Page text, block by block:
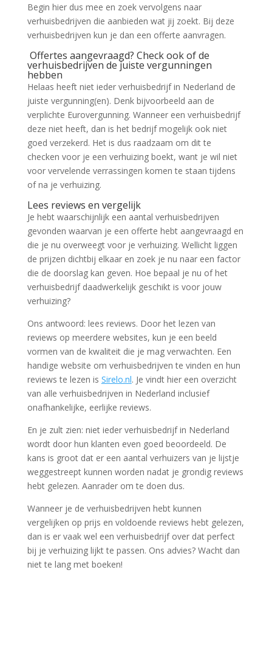
Begin hier dus mee en zoek vervolgens naar
verhuisbedrijven die aanbieden wat jij zoekt. Bij deze
verhuisbedrijven kun je dan een offerte aanvragen.
Offertes aangevraagd? Check ook of de
verhuisbedrijven de juiste vergunningen
hebben
Helaas heeft niet ieder verhuisbedrijf in Nederland de
juiste vergunning(en). Denk bijvoorbeeld aan de
verplichte Eurovergunning. Wanneer een verhuisbedrijf
deze niet heeft, dan is het bedrijf mogelijk ook niet
goed verzekerd. Het is dus raadzaam om dit te
checken voor je een verhuizing boekt, want je wil niet
voor vervelende verrassingen komen te staan tijdens
of na je verhuizing.
Lees reviews en vergelijk
Je hebt waarschijnlijk een aantal verhuisbedrijven
gevonden waarvan je een offerte hebt aangevraagd en
die je nu overweegt voor je verhuizing. Wellicht liggen
de prijzen dichtbij elkaar en zoek je nu naar een factor
die de doorslag kan geven. Hoe bepaal je nu of het
verhuisbedrijf daadwerkelijk geschikt is voor jouw
verhuizing?
Ons antwoord: lees reviews. Door het lezen van
reviews op meerdere websites, kun je een beeld
vormen van de kwaliteit die je mag verwachten. Een
handige website om verhuisbedrijven te vinden en hun
reviews te lezen is Sirelo.nl. Je vindt hier een overzicht
van alle verhuisbedrijven in Nederland inclusief
onafhankelijke, eerlijke reviews.
En je zult zien: niet ieder verhuisbedrijf in Nederland
wordt door hun klanten even goed beoordeeld. De
kans is groot dat er een aantal verhuizers van je lijstje
weggestreept kunnen worden nadat je grondig reviews
hebt gelezen. Aanrader om te doen dus.
Wanneer je de verhuisbedrijven hebt kunnen
vergelijken op prijs en voldoende reviews hebt gelezen,
dan is er vaak wel een verhuisbedrijf over dat perfect
bij je verhuizing lijkt te passen. Ons advies? Wacht dan
niet te lang met boeken!